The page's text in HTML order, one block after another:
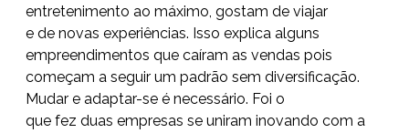
entretenimento ao máximo, gostam de viajar
e de novas experiências. Isso explica alguns
empreendimentos que caíram as vendas pois
começam a seguir um padrão sem diversificação.
Mudar e adaptar-se é necessário. Foi o
que fez duas empresas se uniram inovando com a